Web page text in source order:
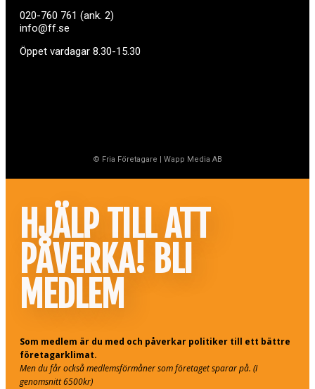
020-760 761 (ank. 2)
info@ff.se
Öppet vardagar 8.30-15.30
© Fria Företagare Wapp Media AB
HJÄLP TILL ATT
PÅVERKA! BLI
MEDLEM
Som medlem är du med och påverkar politiker till ett bättre
företagarklimat.
Men du får också medlemsförmåner som företaget sparar på. (I
genomsnitt 6500kr)